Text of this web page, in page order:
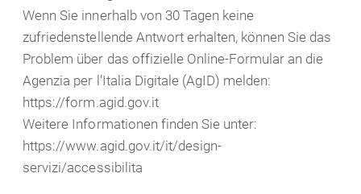
Wenn Sie innerhalb von 30 Tagen keine
zufriedenstellende Antwort erhalten, können Sie das
Problem über das offizielle Online-Formular an die
Agenzia per l'Italia Digitale (AgID) melden:
https://form.agid.gov.it
Weitere Informationen finden Sie unter:
https://www.agid.gov.it/it/design-
servizi/accessibilita